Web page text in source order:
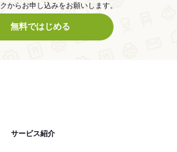
からお申し込みをお願いします。
無料ではじめる
サービス紹介